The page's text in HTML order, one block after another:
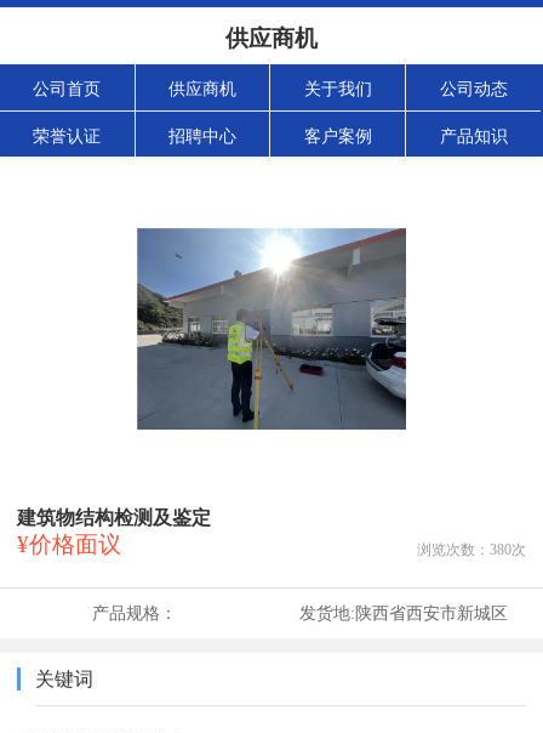
供应商机
公司首页 供应商机 关于我们 公司动态
荣誉认证 招聘中心 客户案例 产品知识
建筑物结构检测及鉴定
¥价格面议 浏览次数： 380次
产品规格： 发货地:陕西省西安市新城区
关键词